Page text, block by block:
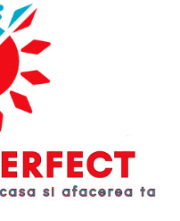
unitatea.
de scurgere incorporata
cu designul tavii de
exterioare, noul
tava de scurgere poate
aderenta prafului si poate
apa scurgere.
PROIECTARE
ESP mare de pana la 120 Pa*
larga de ESP inseamna ca
este potrivit pentru